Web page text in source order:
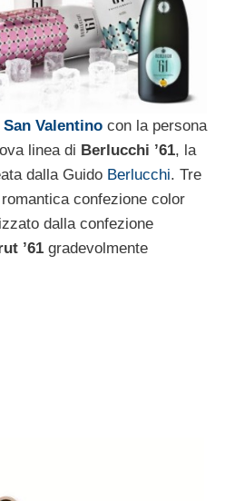
San Valentino con la persona
linea di Berlucchi ’61, la
dalla Guido Berlucchi. Tre
confezione color
dalla confezione
’61 gradevolmente